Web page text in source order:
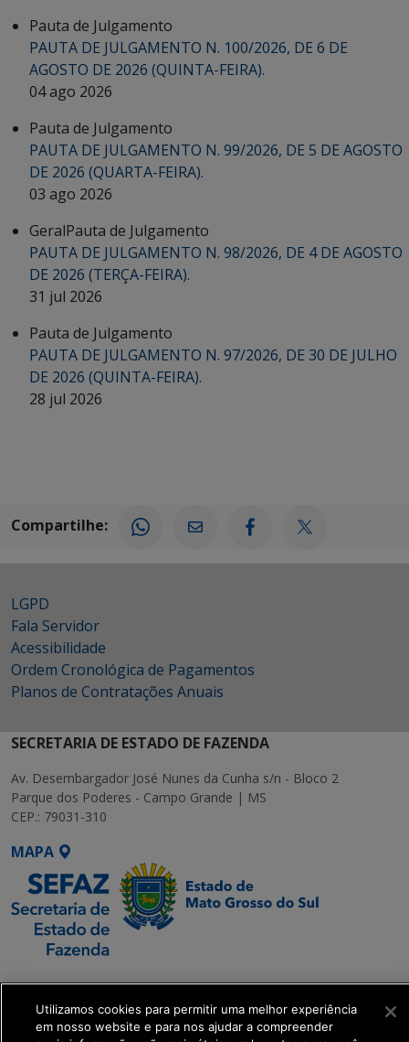
Pauta de Julgamento
PAUTA DE JULGAMENTO N. 100/2026, DE 6 DE
AGOSTO DE 2026 (QUINTA-FEIRA).
04 ago 2026
Pauta de Julgamento
PAUTA DE JULGAMENTO N. 99/2026, DE 5 DE AGOSTO
DE 2026 (QUARTA-FEIRA).
03 ago 2026
GeralPauta de Julgamento
PAUTA DE JULGAMENTO N. 98/2026, DE 4 DE AGOSTO
DE 2026 (TERÇA-FEIRA).
31 jul 2026
Pauta de Julgamento
PAUTA DE JULGAMENTO N. 97/2026, DE 30 DE JULHO
DE 2026 (QUINTA-FEIRA).
28 jul 2026
Compartilhe:
LGPD
Fala Servidor
Acessibilidade
Ordem Cronológica de Pagamentos
Planos de Contratações Anuais
SECRETARIA DE ESTADO DE FAZENDA
Av. Desembargador José Nunes da Cunha s/n - Bloco 2
Parque dos Poderes - Campo Grande | MS
CEP.: 79031-310
MAPA
SETDIG | Secretaria-
Executiva de
Transformação Digital
Utilizamos cookies para permitir uma melhor experiência
em nosso website e para nos ajudar a compreender